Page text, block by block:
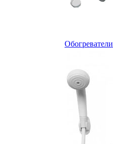
Обогреватели